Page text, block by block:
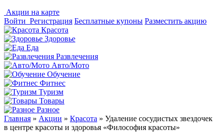
Акции на карте
Войти Регистрация Бесплатные купоны Разместить акцию
Красота
Здоровье
Еда
Развлечения
Авто/Мото
Обучение
Фитнес
Туризм
Товары
Разное
Главная » Акции » Красота » Удаление сосудистых звездочек
в центре красоты и здоровья «Философия красоты»